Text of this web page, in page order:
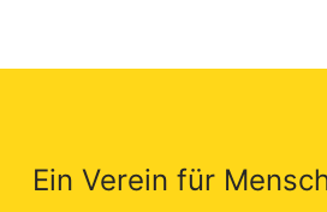
Ein Verein für